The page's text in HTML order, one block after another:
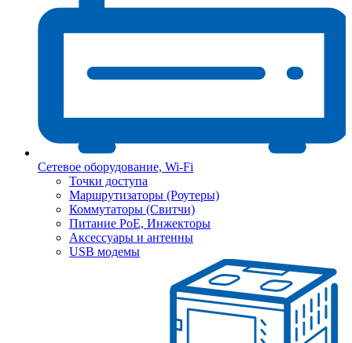
Сетевое оборудование, Wi-Fi
Точки доступа
Маршрутизаторы (Роутеры)
Коммутаторы (Свитчи)
Питание PoE, Инжекторы
Аксессуары и антенны
USB модемы